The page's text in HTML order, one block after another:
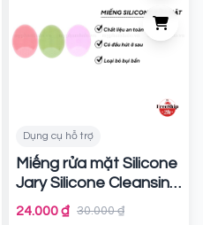
Dụng cụ hỗ trợ
Miếng rửa mặt Silicone
Jary Silicone Cleansing
Brush
Chính hãng
24.000 ₫ 30.000 ₫